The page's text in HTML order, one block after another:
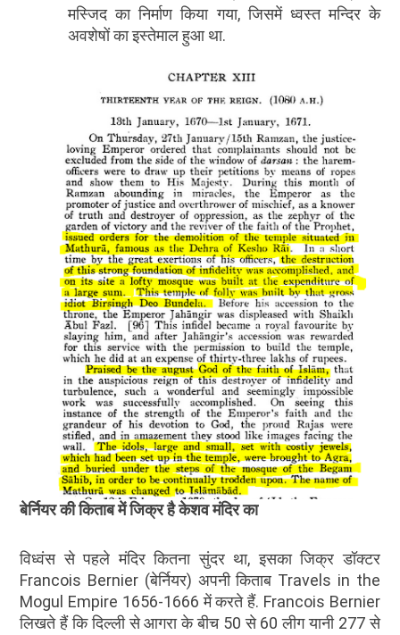
मस्जिद का निर्माण किया गया, जिसमें ध्वस्त मन्दिर के
अवशेषों का इस्तेमाल हुआ था.
बेर्नियर की किताब में जिक्र है केशव मंदिर का
विध्वंस से पहले मंदिर कितना सुंदर था, इसका जिक्र डॉक्टर
Francois Bernier (बेर्नियर) अपनी किताब Travels in the
Mogul Empire 1656-1666 में करते हैं. Francois Bernier
लिखते हैं कि दिल्ली से आगरा के बीच 50 से 60 लीग यानी 277 से